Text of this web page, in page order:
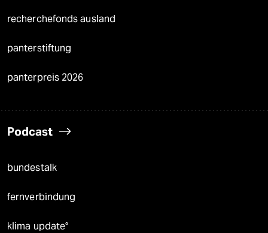
recherchefonds ausland
panterstiftung
panterpreis 2026
Podcast
bundestalk
fernverbindung
klima update°